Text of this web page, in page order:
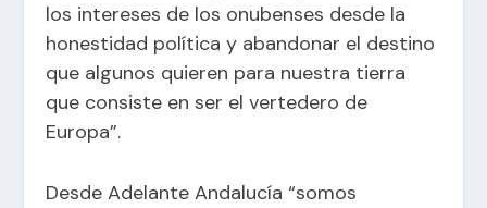
los intereses de los onubenses desde la
honestidad política y abandonar el destino
que algunos quieren para nuestra tierra
que consiste en ser el vertedero de
Europa”.
Desde Adelante Andalucía “somos